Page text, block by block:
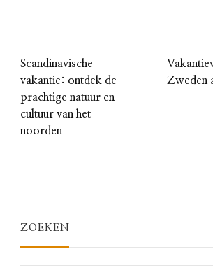
Scandinavische
vakantie: ontdek de
prachtige natuur en
cultuur van het
noorden
Zweden
ZOEKEN